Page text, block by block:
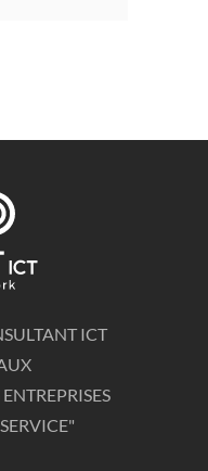
ICT